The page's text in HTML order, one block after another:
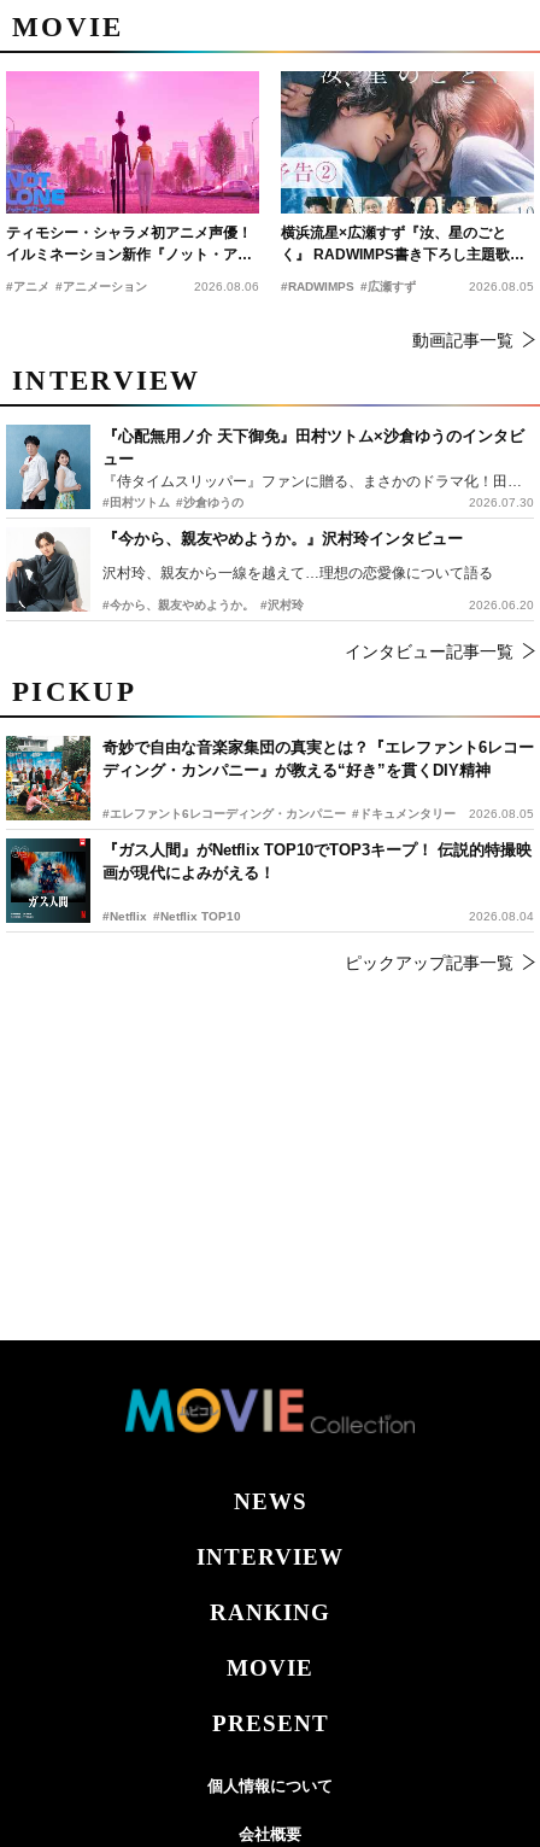
PICKUP
奇妙で自由な音楽家集団の真実とは？『エレファント6レコー
ディング・カンパニー』が教える“好き”を貫くDIY精神
#エレファント6レコーディング・カンパニー #ドキュメンタリー 2026.08.05
『ガス人間』がNetflix TOP10でTOP3キープ！ 伝説的特撮映
画が現代によみがえる！
#Netflix #Netflix TOP10 2026.08.04
ピックアップ記事一覧
MOVIE
ティモシー・シャラメ初アニメ声優！
イルミネーション新作『ノット・アロ
#アニメ #アニメーション 2026.08.06
横浜流星×広瀬すず『汝、星のごと
く』 RADWIMPS書き下ろし主題歌が
15年の愛を切なく彩る
#RADWIMPS #広瀬すず 2026.08.05
動画記事一覧
INTERVIEW
『心配無用ノ介 天下御免』田村ツトム×沙倉ゆうのインタビ
ュー
『侍タイムスリッパー』ファンに贈る、まさかのドラマ化！田村ツトム×沙倉ゆうのが語る『心配無用ノ介』撮影秘話
#田村ツトム #沙倉ゆうの 2026.07.30
『今から、親友やめようか。』沢村玲インタビュー
沢村玲、親友から一線を越えて…理想の恋愛像について語る
#今から、親友やめようか。 #沢村玲 2026.06.20
インタビュー記事一覧
NEWS
INTERVIEW
RANKING
MOVIE
PRESENT
個人情報について
会社概要